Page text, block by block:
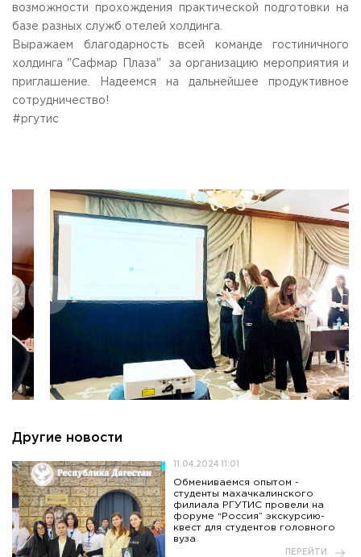
возможности прохождения практической подготовки на
базе разных служб отелей холдинга.
Выражаем благодарность всей команде гостиничного
холдинга "Сафмар Плаза" за организацию мероприятия и
приглашение. Надеемся на дальнейшее продуктивное
сотрудничество!
#ргутис
Другие новости
11.04.2024 11:01
Обмениваемся опытом -
студенты махачкалинского
филиала РГУТИС провели на
форуме “Россия” экскурсию-
квест для студентов головного
вуза
ПЕРЕЙТИ